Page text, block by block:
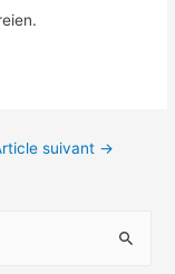
suivant →